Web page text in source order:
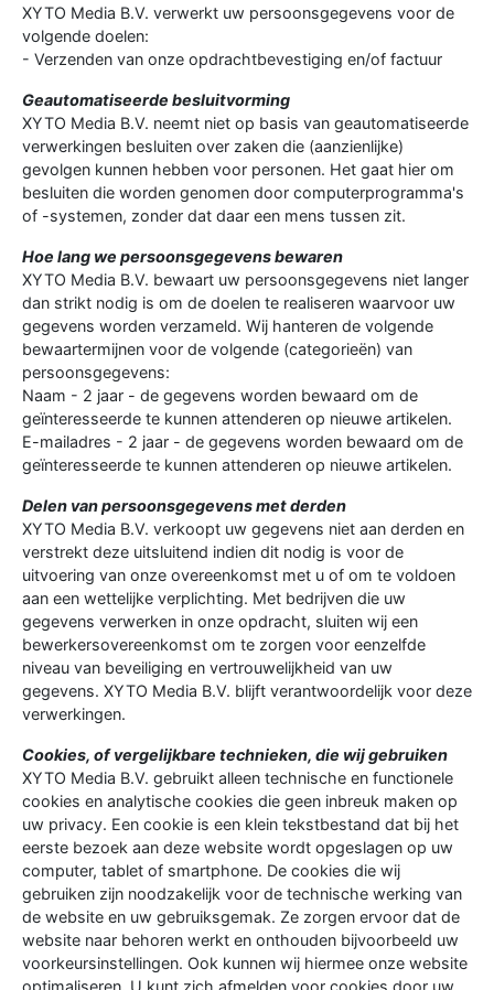
XYTO Media B.V. verwerkt uw persoonsgegevens voor de
volgende doelen:
- Verzenden van onze opdrachtbevestiging en/of factuur
Geautomatiseerde besluitvorming
XYTO Media B.V. neemt niet op basis van geautomatiseerde
verwerkingen besluiten over zaken die (aanzienlijke)
gevolgen kunnen hebben voor personen. Het gaat hier om
besluiten die worden genomen door computerprogramma's
of -systemen, zonder dat daar een mens tussen zit.
Hoe lang we persoonsgegevens bewaren
XYTO Media B.V. bewaart uw persoonsgegevens niet langer
dan strikt nodig is om de doelen te realiseren waarvoor uw
gegevens worden verzameld. Wij hanteren de volgende
bewaartermijnen voor de volgende (categorieën) van
persoonsgegevens:
Naam - 2 jaar - de gegevens worden bewaard om de
geïnteresseerde te kunnen attenderen op nieuwe artikelen.
E-mailadres - 2 jaar - de gegevens worden bewaard om de
geïnteresseerde te kunnen attenderen op nieuwe artikelen.
Delen van persoonsgegevens met derden
XYTO Media B.V. verkoopt uw gegevens niet aan derden en
verstrekt deze uitsluitend indien dit nodig is voor de
uitvoering van onze overeenkomst met u of om te voldoen
aan een wettelijke verplichting. Met bedrijven die uw
gegevens verwerken in onze opdracht, sluiten wij een
bewerkersovereenkomst om te zorgen voor eenzelfde
niveau van beveiliging en vertrouwelijkheid van uw
gegevens. XYTO Media B.V. blijft verantwoordelijk voor deze
verwerkingen.
Cookies, of vergelijkbare technieken, die wij gebruiken
XYTO Media B.V. gebruikt alleen technische en functionele
cookies en analytische cookies die geen inbreuk maken op
uw privacy. Een cookie is een klein tekstbestand dat bij het
eerste bezoek aan deze website wordt opgeslagen op uw
computer, tablet of smartphone. De cookies die wij
gebruiken zijn noodzakelijk voor de technische werking van
de website en uw gebruiksgemak. Ze zorgen ervoor dat de
website naar behoren werkt en onthouden bijvoorbeeld uw
voorkeursinstellingen. Ook kunnen wij hiermee onze website
optimaliseren. U kunt zich afmelden voor cookies door uw